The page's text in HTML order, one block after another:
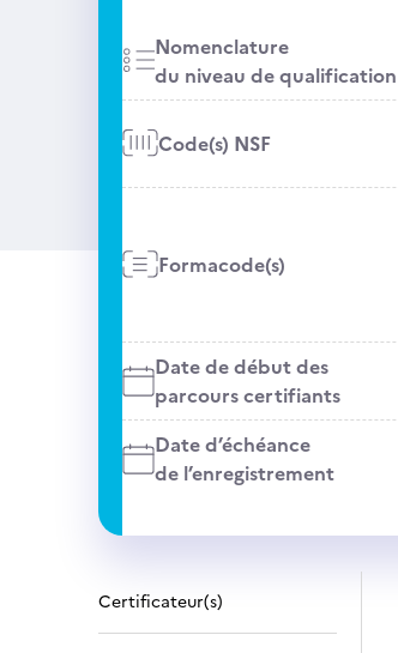
Nomenclature
du niveau de qualification
Code(s) NSF
Formacode(s)
Date de début des
parcours certifiants
Date d’échéance
de l’enregistrement
Certificateur(s)